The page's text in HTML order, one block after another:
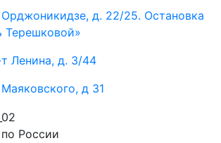
Орджоникидзе, д. 22/25. Остановка
Терешковой»
Ленина, д. 3/44
д 31
России